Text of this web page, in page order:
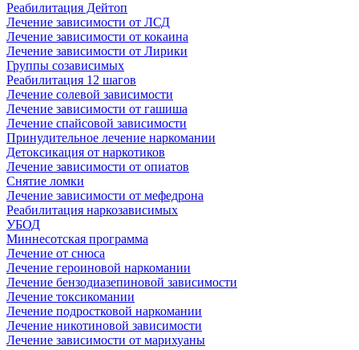
Реабилитация Дейтоп
Лечение зависимости от ЛСД
Лечение зависимости от кокаина
Лечение зависимости от Лирики
Группы созависимых
Реабилитация 12 шагов
Лечение солевой зависимости
Лечение зависимости от гашиша
Лечение спайсовой зависимости
Принудительное лечение наркомании
Детоксикация от наркотиков
Лечение зависимости от опиатов
Снятие ломки
Лечение зависимости от мефедрона
Реабилитация наркозависимых
УБОД
Миннесотская программа
Лечение от снюса
Лечение героиновой наркомании
Лечение бензодиазепиновой зависимости
Лечение токсикомании
Лечение подростковой наркомании
Лечение никотиновой зависимости
Лечение зависимости от марихуаны